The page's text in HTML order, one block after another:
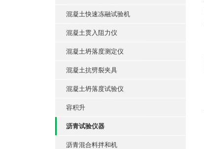
混凝土快速冻融试验机
混凝土贯入阻力仪
混凝土坍落度测定仪
混凝土抗劈裂夹具
混凝土坍落度试验仪
容积升
沥青试验仪器
沥青混合料拌和机